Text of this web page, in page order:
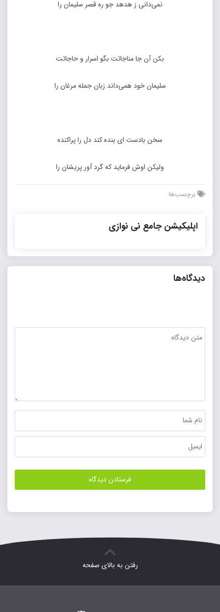
نمی‌دانی ز هدهد جو ره قصر سلیمان را
بکن آن جا مناجاتت بگو اسرار و حاجاتت
سلیمان خود همی‌داند زبان جمله مرغان را
سخن بادست ای بنده کند دل را پراکنده
ولیکن اوش فرماید که گرد آور پریشان را
برچسب‌ها:
اپلیکیشن جامع نی نوازی
دیدگاه‌ها
رفتن به بالای صفحه